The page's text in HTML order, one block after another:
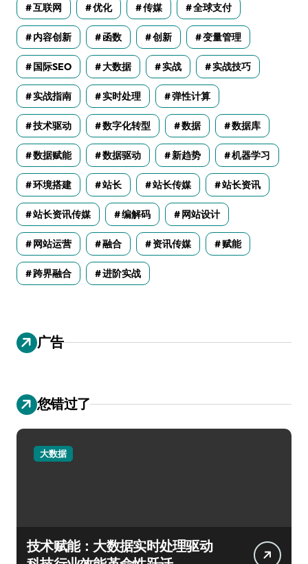
互联网 优化 传媒 全球支付
内容创新 函数 创新 变量管理
国际SEO 大数据 实战 实战技巧
实战指南 实时处理 弹性计算
技术驱动 数字化转型 数据 数据库
数据赋能 数据驱动 新趋势 机器学习
环境搭建 站长 站长传媒 站长资讯
站长资讯传媒 编解码 网站设计
网站运营 融合 资讯传媒 赋能
跨界融合 进阶实战
广告
您错过了
大数据
技术赋能：大数据实时处理驱动